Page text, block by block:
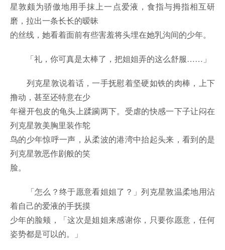
星敦颇为骄傲地用手抹上一点爱液，食指与拇指相互研
磨，拉出一条长长的暧昧
的丝线，她看着面前有些害羞将头埋在她乳沟间的少年。
「礼，你可真是太棒了，把姐姐弄的这么舒服……」
列克星敦说着话，一手抚慰着坚硬如铁的肉棒，上下
撸动，甚至还特意在少
年褪开包皮的龟头上蹂躏两下。受虐的快感一下子让闷在
列克星敦美胸里装作鸵
鸟的少年惊呼一声，从柔波的港湾中抬起头来，看到的是
列克星敦恶作剧般的笑
脸。
「怎么？终于愿意看姐姐了？」列克星敦温柔地用沾
着自己的爱液的手抚摸
少年的脸颊，「这次是姐姐来感谢你，只要你愿意，任何
姿势都是可以的。」